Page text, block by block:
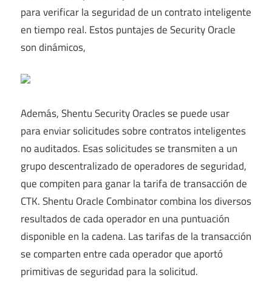
para verificar la seguridad de un contrato inteligente
en tiempo real. Estos puntajes de Security Oracle
son dinámicos,
Además, Shentu Security Oracles se puede usar
para enviar solicitudes sobre contratos inteligentes
no auditados. Esas solicitudes se transmiten a un
grupo descentralizado de operadores de seguridad,
que compiten para ganar la tarifa de transacción de
CTK. Shentu Oracle Combinator combina los diversos
resultados de cada operador en una puntuación
disponible en la cadena. Las tarifas de la transacción
se comparten entre cada operador que aportó
primitivas de seguridad para la solicitud.